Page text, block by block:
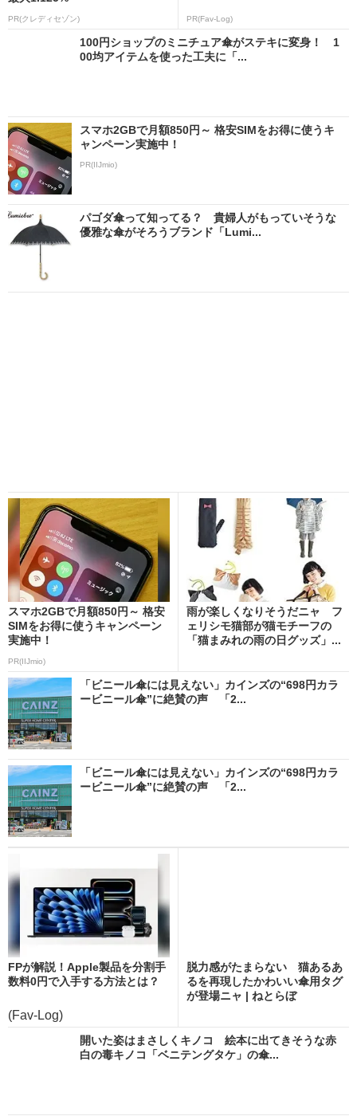
PR(クレディセゾン) PR(Fav-Log)
100円ショップのミニチュア傘がステキに変身！ 1
00均アイテムを使った工夫に「...
スマホ2GBで月額850円～ 格安SIMをお得に使うキ
ャンペーン実施中！
PR(IIJmio)
パゴダ傘って知ってる？ 貴婦人がもっていそうな
優雅な傘がそろうブランド「Lumi...
スマホ2GBで月額850円～ 格安
SIMをお得に使うキャンペーン
実施中！
PR(IIJmio)
雨が楽しくなりそうだニャ フ
ェリシモ猫部が猫モチーフの
「猫まみれの雨の日グッズ」...
「ビニール傘には見えない」カインズの“698円カラ
ービニール傘”に絶賛の声 「2...
「ビニール傘には見えない」カインズの“698円カラ
ービニール傘”に絶賛の声 「2...
FPが解説！Apple製品を分割手
数料0円で入手する方法とは？
(Fav-Log)
脱力感がたまらない 猫あるあ
るを再現したかわいい傘用タグ
が登場ニャ | ねとらぼ
開いた姿はまさしくキノコ 絵本に出てきそうな赤
白の毒キノコ「ベニテングタケ」の傘...